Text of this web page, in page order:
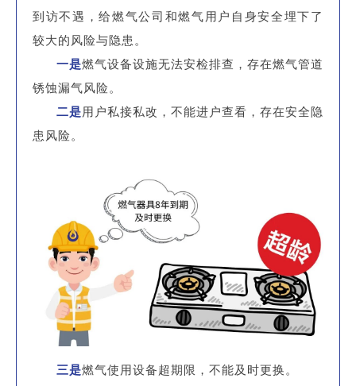
到访不遇，给燃气公司和燃气用户自身安全埋下了
较大的风险与隐患。
一是燃气设备设施无法安检排查，存在燃气管道
锈蚀漏气风险。
二是用户私接私改，不能进户查看，存在安全隐
患风险。
三是燃气使用设备超期限，不能及时更换。